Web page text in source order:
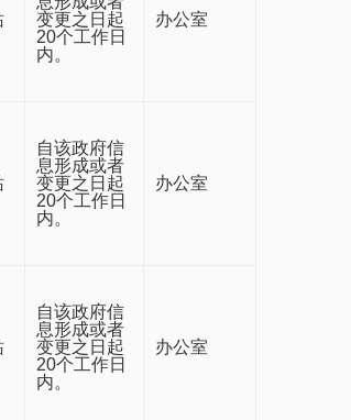
变更之日起
20个工作日
内。
办公室
自该政府信
息形成或者
变更之日起
20个工作日
内。
办公室
自该政府信
息形成或者
变更之日起
20个工作日
内。
办公室